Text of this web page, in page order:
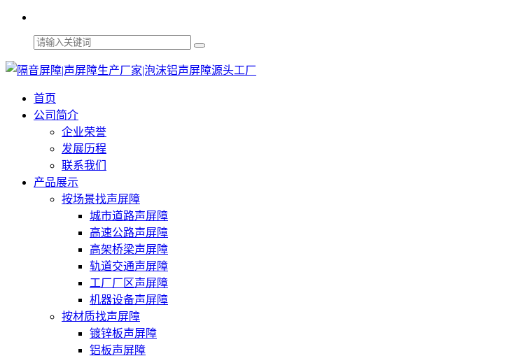
首页
公司简介
企业荣誉
发展历程
联系我们
产品展示
按场景找声屏障
城市道路声屏障
高速公路声屏障
高架桥梁声屏障
轨道交通声屏障
工厂厂区声屏障
机器设备声屏障
按材质找声屏障
镀锌板声屏障
铝板声屏障